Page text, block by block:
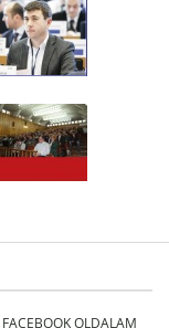
FACEBOOK OLDALAM